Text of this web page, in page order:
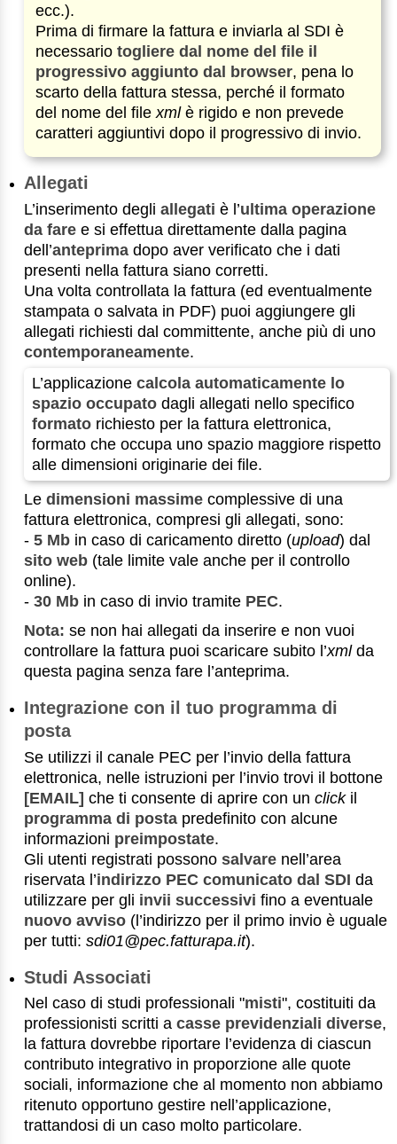
ecc.).
Prima di firmare la fattura e inviarla al SDI è
necessariotogliere dal nome del file il
progressivo aggiunto dal browser, pena lo
scarto della fattura stessa, perché il formato
del nome del filexmlè rigido e non prevede
caratteri aggiuntivi dopo il progressivo di invio.
Allegati
L’inserimento degliallegati è l’ultima operazione
da fare e si effettua direttamente dalla pagina
dell’anteprima dopo aver verificato che i dati
presenti nella fattura siano corretti.
Una volta controllata la fattura (ed eventualmente
stampata o salvata in PDF) puoi aggiungere gli
allegati richiesti dal committente, anche più di uno
contemporaneamente.
L’applicazionecalcola automaticamente lo
spazio occupato dagli allegati nello specifico
formato richiesto per la fattura elettronica,
formato che occupa uno spazio maggiore rispetto
alle dimensioni originarie dei file.
Ledimensioni massime complessive di una
fattura elettronica, compresi gli allegati, sono:
-5 Mb in caso di caricamento diretto (upload) dal
sito web (tale limite vale anche per il controllo
online).
-30 Mb in caso di invio tramite PEC.
Nota: se non hai allegati da inserire e non vuoi
controllare la fattura puoi scaricare subito l’xmlda
questa pagina senza fare l’anteprima.
Integrazione con il tuo programma di
posta
Se utilizzi il canale PEC per l’invio della fattura
elettronica, nelle istruzioni per l’invio trovi il bottone
[EMAIL] che ti consente di aprire con unclickil
programma di posta predefinito con alcune
informazioni preimpostate.
Gli utenti registrati possonosalvare nell’area
riservata l’indirizzo PEC comunicato dal SDI da
utilizzare per gli invii successivi fino a eventuale
nuovo avviso (l’indirizzo per il primo invio è uguale
per tutti:sdi01@pec.fatturapa.it).
Studi Associati
Nel caso di studi professionali "misti", costituiti da
professionisti scritti acasse previdenziali diverse,
la fattura dovrebbe riportare l’evidenza di ciascun
contributo integrativo in proporzione alle quote
sociali, informazione che al momento non abbiamo
ritenuto opportuno gestire nell’applicazione,
trattandosi di un caso molto particolare.